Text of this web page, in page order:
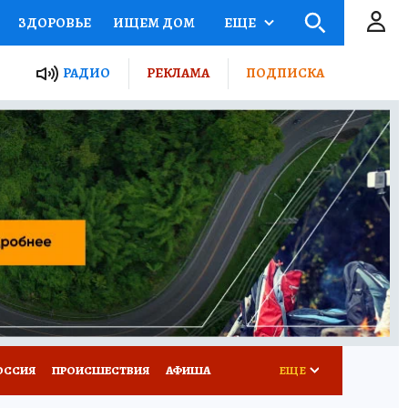
ЗДОРОВЬЕ ИЩЕМ ДОМ
ПРОЕКТЫ РОССИИ
ПУТЕВОДИТЕЛЬ
ТУРИЗМ
ПОТРЕБИТЕЛЯ ВСЕ О КП
ЕЩЕ
РАДИО РЕКЛАМА ПОДПИСКА
ПРОИСШЕСТВИЯ АФИША ЕЩЕ